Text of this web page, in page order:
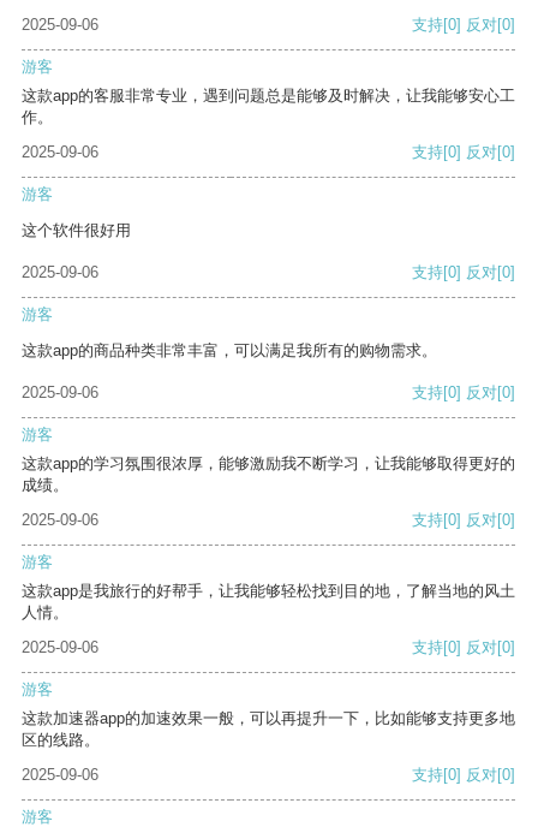
2025-09-06 支持[0] 反对[0]
游客
这款app的客服非常专业，遇到问题总是能够及时解决，让我能够安心工
作。
2025-09-06
支持[0] 反对[0]
游客
这个软件很好用
2025-09-06 支持[0] 反对[0]
游客
这款app的商品种类非常丰富，可以满足我所有的购物需求。
2025-09-06 支持[0] 反对[0]
游客
这款app的学习氛围很浓厚，能够激励我不断学习，让我能够取得更好的
成绩。
2025-09-06
支持[0] 反对[0]
游客
这款app是我旅行的好帮手，让我能够轻松找到目的地，了解当地的风土
人情。
2025-09-06
支持[0] 反对[0]
游客
这款加速器app的加速效果一般，可以再提升一下，比如能够支持更多地
区的线路。
2025-09-06
支持[0] 反对[0]
游客